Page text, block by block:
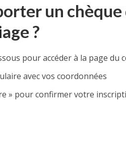
un chèque
?
pour accéder à la page du
avec vos coordonnées
» pour confirmer votre